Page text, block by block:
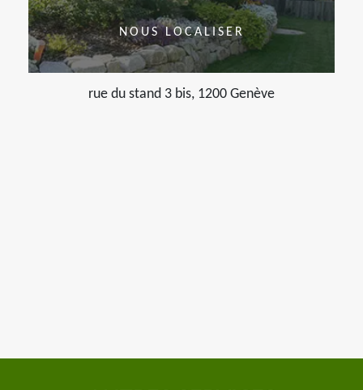
NOUS LOCALISER
rue du stand 3 bis, 1200 Genève